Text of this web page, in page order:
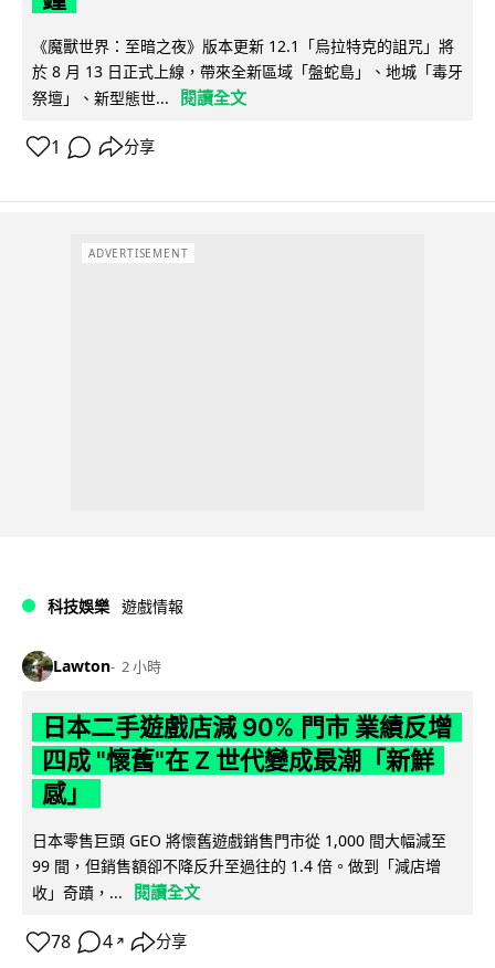
《魔獸世界：至暗之夜》版本更新 12.1「烏拉特克的詛咒」將
於 8 月 13 日正式上線，帶來全新區域「盤蛇島」、地城「毒牙
祭壇」、新型態世...
閱讀全文
1 分享
ADVERTISEMENT
科技娛樂 遊戲情報
Lawton 2 小時
日本二手遊戲店減 90% 門市 業績反增
四成 "懷舊"在 Z 世代變成最潮「新鮮
感」
日本零售巨頭 GEO 將懷舊遊戲銷售門市從 1,000 間大幅減至
99 間，但銷售額卻不降反升至過往的 1.4 倍。做到「減店增
收」奇蹟，...
閱讀全文
78 4 ↗ 分享